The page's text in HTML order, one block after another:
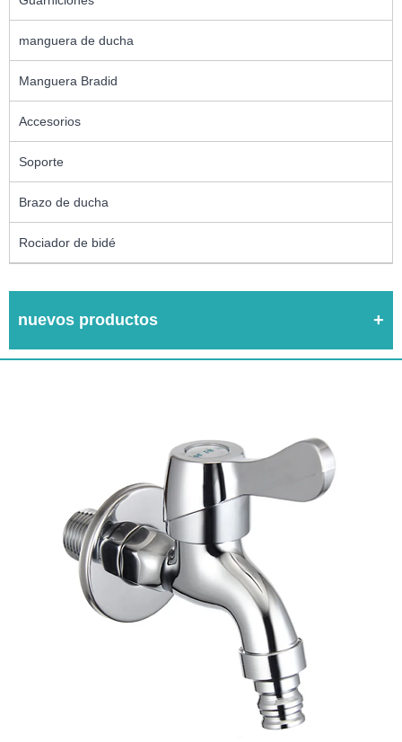
manguera de ducha
Manguera Bradid
Accesorios
Soporte
Brazo de ducha
Rociador de bidé
nuevos productos